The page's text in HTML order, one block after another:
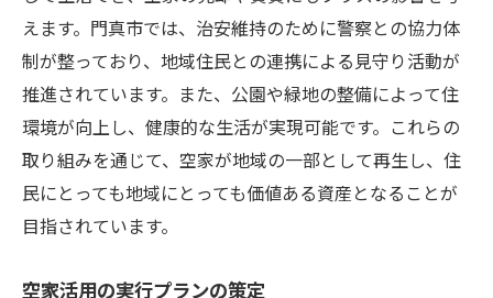
えます。門真市では、治安維持のために警察との協力体
制が整っており、地域住民との連携による見守り活動が
推進されています。また、公園や緑地の整備によって住
環境が向上し、健康的な生活が実現可能です。これらの
取り組みを通じて、空家が地域の一部として再生し、住
民にとっても地域にとっても価値ある資産となることが
目指されています。
空家活用の実行プランの策定